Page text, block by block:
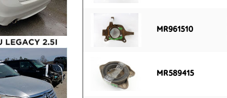
MR961510
MR589415